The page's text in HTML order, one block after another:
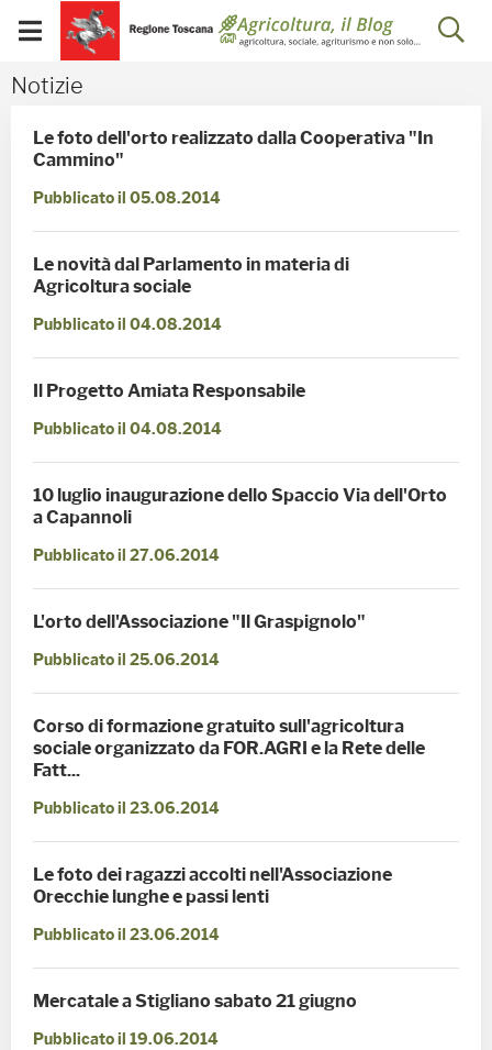
Skip to Main Content
Visualizza/chiudi
menu
mobile
Notizie - Blog
Notizie
Le foto dell'orto realizzato dalla Cooperativa "In
Cammino"
Pubblicato il 05.08.2014
Le novità dal Parlamento in materia di
Agricoltura sociale
Pubblicato il 04.08.2014
Il Progetto Amiata Responsabile
Pubblicato il 04.08.2014
10 luglio inaugurazione dello Spaccio Via dell'Orto
a Capannoli
Pubblicato il 27.06.2014
L'orto dell'Associazione "Il Graspignolo"
Pubblicato il 25.06.2014
Corso di formazione gratuito sull'agricoltura
sociale organizzato da FOR.AGRI e la Rete delle
Fatt...
Pubblicato il 23.06.2014
Le foto dei ragazzi accolti nell'Associazione
Orecchie lunghe e passi lenti
Pubblicato il 23.06.2014
Mercatale a Stigliano sabato 21 giugno
Pubblicato il 19.06.2014